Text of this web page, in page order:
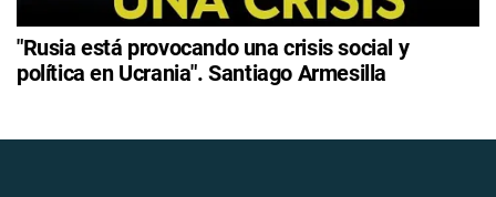
"Rusia está provocando una crisis social y
política en Ucrania". Santiago Armesilla